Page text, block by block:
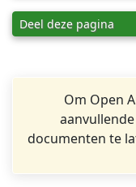
Deel deze pagina
Om Open
documenten te